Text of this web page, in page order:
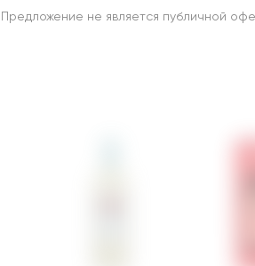
Предложение не является публичной